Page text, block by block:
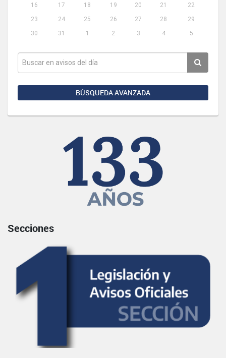
16
17 18 19 20 21
22
23
24 25 26 27 28
29
30
31 1 2 3 4 5
BÚSQUEDA AVANZADA
Secciones